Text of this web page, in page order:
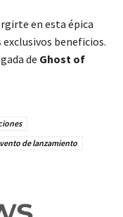
en esta épica
beneficios.
de Ghost of
de lanzamiento